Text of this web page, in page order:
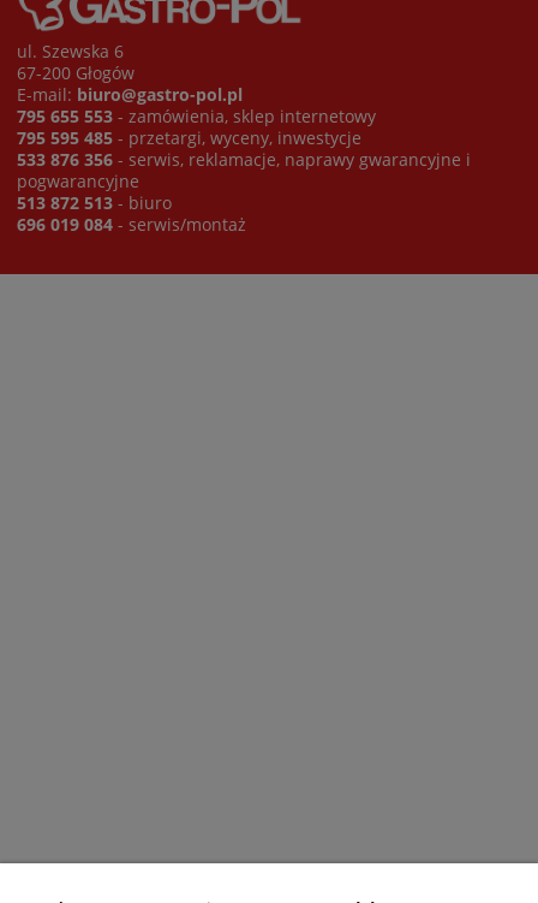
ul. Szewska 6
67-200 Głogów
E-mail: biuro@gastro-pol.pl
795 655 553 - zamówienia, sklep internetowy
795 595 485 - przetargi, wyceny, inwestycje
533 876 356 - serwis, reklamacje, naprawy gwarancyjne i
pogwarancyjne
513 872 513 - biuro
696 019 084 - serwis/montaż